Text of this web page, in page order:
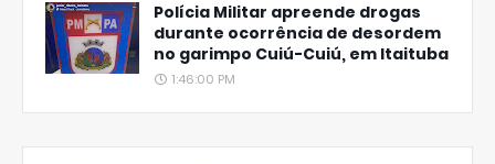
Polícia Militar apreende drogas
durante ocorrência de desordem
no garimpo Cuiú-Cuiú, em Itaituba
1:46:00 PM